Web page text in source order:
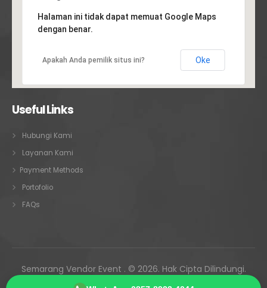
Halaman ini tidak dapat memuat Google Maps
dengan benar.
Apakah Anda pemilik situs ini? Oke
Useful Links
Hubungi Kami
Layanan Kami
Payment Methods
Portofolio
FAQs
Semarang Vendor Event . © 2026. Hak Cipta Dilindungi.
Melayani Semarang • Ungaran • Kendal • Demak • Jepara •